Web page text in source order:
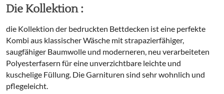
Die Kollektion :
die Kollektion der bedruckten Bettdecken ist eine perfekte
Kombi aus klassischer Wäsche mit strapazierfähiger,
saugfähiger Baumwolle und moderneren, neu verarbeiteten
Polyesterfasern für eine unverzichtbare leichte und
kuschelige Füllung. Die Garnituren sind sehr wohnlich und
pflegeleicht.